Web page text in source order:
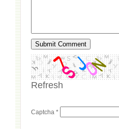
Refresh
Captcha *